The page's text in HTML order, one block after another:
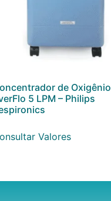
de Oxigênio
5 LPM – Philips
Valores